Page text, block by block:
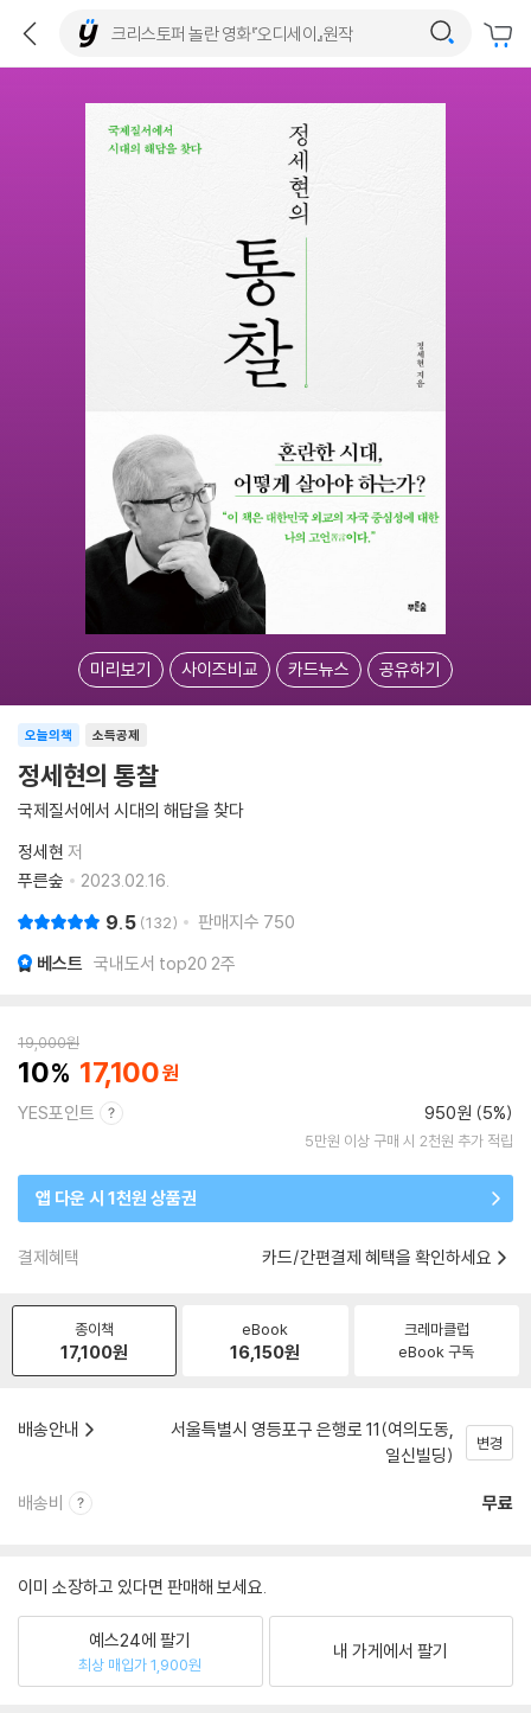
미리보기 사이즈비교 카드뉴스 공유하기
소득공제
오늘의책
정세현의 통찰
국제질서에서 시대의 해답을 찾다
정세현 저
푸른숲
2023.02.16.
9.5 132 판매지수 750
베스트 국내도서 top20 2주
19,000원
10 17,100
YES포인트 950원 (5%)
5만원 이상 구매 시 2천원 추가 적립
앱 다운 시 1천원 상품권
결제혜택 카드/간편결제 혜택을 확인하세요
종이책
17,100원
eBook
16,150원
크레마클럽
eBook 구독
배송안내
서울특별시 영등포구 은행로 11(여의도동,
일신빌딩)
변경
배송비 무료
이미 소장하고 있다면 판매해 보세요.
예스24에 팔기
최상 매입가 1,900원
내 가게에서 팔기